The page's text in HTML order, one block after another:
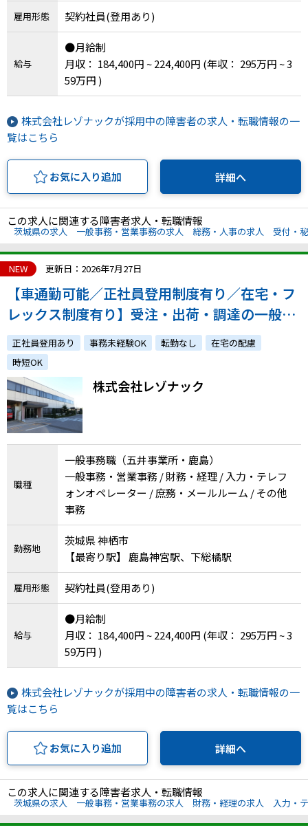
雇用形態 契約社員(登用あり)
給与
●月給制
月収： 184,400円 ~ 224,400円 (年収： 295万円 ~ 3
59万円 )
株式会社レゾナックが採用中の障害者の求人・転職情報の一
覧はこちら
お気に入り追加 詳細へ
この求人に関連する障害者求人・転職情報
茨城県の求人 一般事務・営業事務の求人 総務・人事の求人 受付・
NEW 更新日：2026年7月27日
【車通勤可能／正社員登用制度有り／在宅・フ
レックス制度有り】受注・出荷・調達の一般事
務員を募集！
正社員登用あり 事務未経験OK 転勤なし
在宅の配慮
時短OK
株式会社レゾナック
職種
一般事務職（五井事業所・鹿島）
一般事務・営業事務 / 財務・経理 / 入力・テレフ
ォンオペレーター / 庶務・メールルーム / その他
事務
勤務地
茨城県 神栖市
【最寄り駅】 鹿島神宮駅、下総橘駅
雇用形態 契約社員(登用あり)
給与
●月給制
月収： 184,400円 ~ 224,400円 (年収： 295万円 ~ 3
59万円 )
株式会社レゾナックが採用中の障害者の求人・転職情報の一
覧はこちら
お気に入り追加 詳細へ
この求人に関連する障害者求人・転職情報
茨城県の求人 一般事務・営業事務の求人 財務・経理の求人 入力・